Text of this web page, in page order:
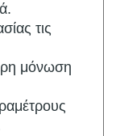
τις
μόνωση